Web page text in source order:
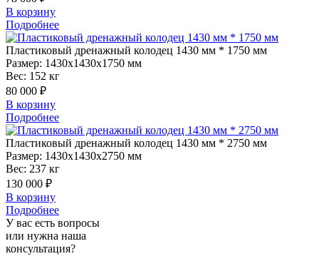
В корзину
Подробнее
Пластиковый дренажный колодец 1430 мм * 1750 мм
Размер: 1430x1430x1750 мм
Вес: 152 кг
80 000 ₽
В корзину
Подробнее
Пластиковый дренажный колодец 1430 мм * 2750 мм
Размер: 1430x1430x2750 мм
Вес: 237 кг
130 000 ₽
В корзину
Подробнее
У вас есть вопросы
или нужна наша
консультация?